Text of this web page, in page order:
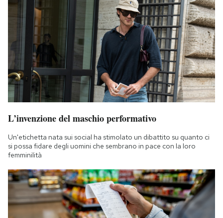
L’invenzione del maschio performativo
Un'etichetta nata sui social ha stimolato un dibattito su quanto ci
si possa fidare degli uomini che sembrano in pace con la loro
femminilità